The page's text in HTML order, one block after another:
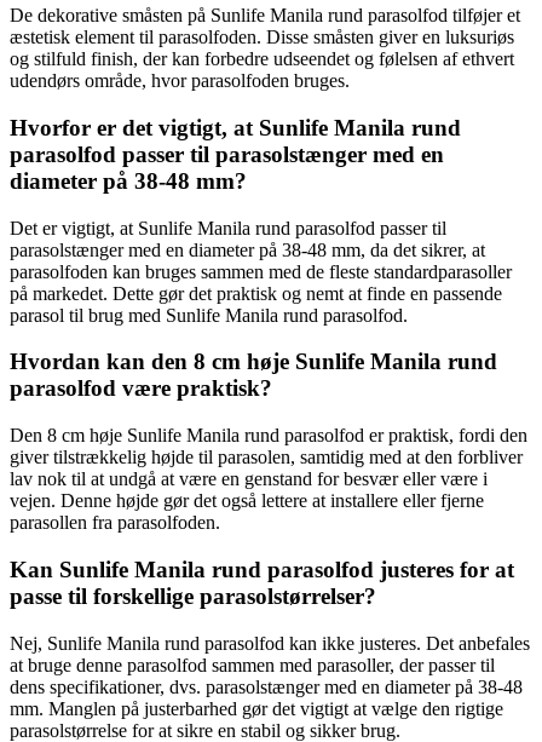
De dekorative småsten på Sunlife Manila rund parasolfod tilføjer et
æstetisk element til parasolfoden. Disse småsten giver en luksuriøs
og stilfuld finish, der kan forbedre udseendet og følelsen af ethvert
udendørs område, hvor parasolfoden bruges.
Hvorfor er det vigtigt, at Sunlife Manila rund
parasolfod passer til parasolstænger med en
diameter på 38-48 mm?
Det er vigtigt, at Sunlife Manila rund parasolfod passer til
parasolstænger med en diameter på 38-48 mm, da det sikrer, at
parasolfoden kan bruges sammen med de fleste standardparasoller
på markedet. Dette gør det praktisk og nemt at finde en passende
parasol til brug med Sunlife Manila rund parasolfod.
Hvordan kan den 8 cm høje Sunlife Manila rund
parasolfod være praktisk?
Den 8 cm høje Sunlife Manila rund parasolfod er praktisk, fordi den
giver tilstrækkelig højde til parasolen, samtidig med at den forbliver
lav nok til at undgå at være en genstand for besvær eller være i
vejen. Denne højde gør det også lettere at installere eller fjerne
parasollen fra parasolfoden.
Kan Sunlife Manila rund parasolfod justeres for at
passe til forskellige parasolstørrelser?
Nej, Sunlife Manila rund parasolfod kan ikke justeres. Det anbefales
at bruge denne parasolfod sammen med parasoller, der passer til
dens specifikationer, dvs. parasolstænger med en diameter på 38-48
mm. Manglen på justerbarhed gør det vigtigt at vælge den rigtige
parasolstørrelse for at sikre en stabil og sikker brug.